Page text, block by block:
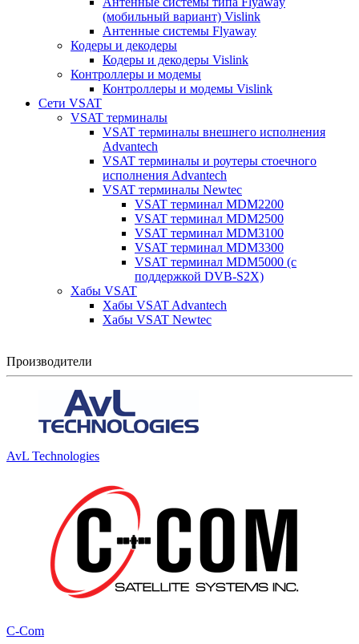
(мобильный вариант) Vislink
Антенные системы Flyaway
Кодеры и декодеры
Кодеры и декодеры Vislink
Контроллеры и модемы
Контроллеры и модемы Vislink
Сети VSAT
VSAT терминалы
VSAT терминалы внешнего исполнения
Advantech
VSAT терминалы и роутеры стоечного
исполнения Advantech
VSAT терминалы Newtec
VSAT терминал MDM2200
VSAT терминал MDM2500
VSAT терминал MDM3100
VSAT терминал MDM3300
VSAT терминал MDM5000 (с
поддержкой DVB-S2X)
Хабы VSAT
Хабы VSAT Advantech
Хабы VSAT Newtec
Производители
AvL Technologies
C-Com